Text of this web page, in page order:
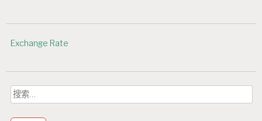
Exchange Rate
搜
索：